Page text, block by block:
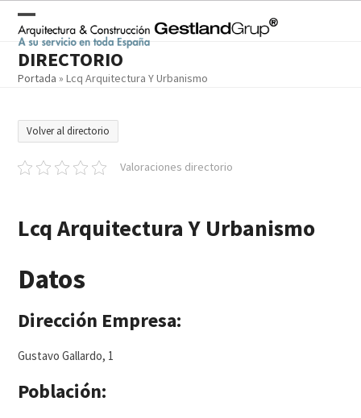
contentOpen
mobile
menu
Close
mobile
menu
DIRECTORIO
Portada »Lcq Arquitectura Y Urbanismo
Volver al directorio
Valoraciones directorio
Lcq Arquitectura Y Urbanismo
Datos
Dirección Empresa:
Gustavo Gallardo, 1
Población: